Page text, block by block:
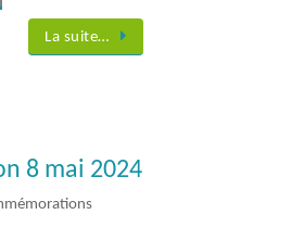
La suite…
8 mai 2024